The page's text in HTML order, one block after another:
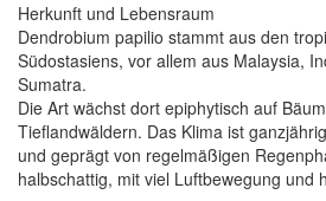
Herkunft und Lebensraum
Dendrobium papilio stammt aus den
Südostasiens, vor allem aus Malaysia,
Sumatra.
Die Art wächst dort epiphytisch auf
Tieflandwäldern. Das Klima ist
und geprägt von regelmäßigen
halbschattig, mit viel Luftbewegung und